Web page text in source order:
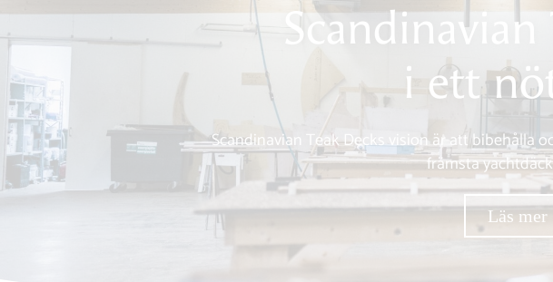
i ett
Scandinavian Teak Decks vision är att bibehålla
främsta
Läs mer